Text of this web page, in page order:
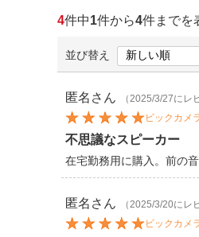
4件中1件から4件までを
並び替え
匿名 さん
（2025/3/27にレ
ビックカメ
不思議なスピーカー
在宅勤務用に購入。前の
匿名 さん
（2025/3/20にレ
ビックカメ